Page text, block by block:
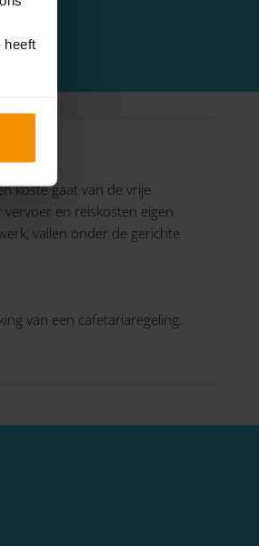
heeft
koste gaat van de vrije
en reiskosten eigen
vallen onder de gerichte
van een cafetariaregeling.